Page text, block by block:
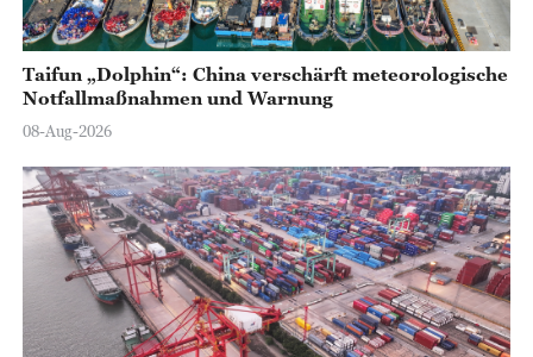
Taifun „Dolphin“: China verschärft meteorologische
Notfallmaßnahmen und Warnung
08-Aug-2026